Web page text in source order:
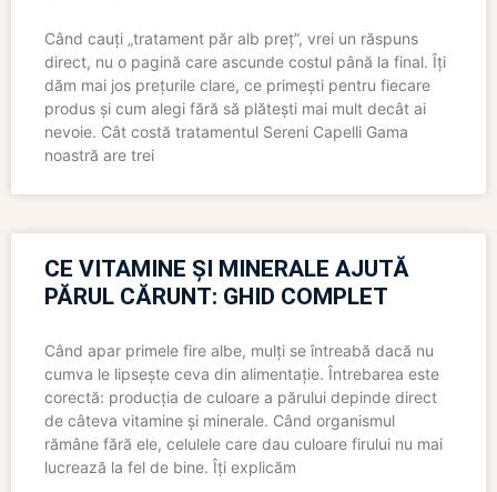
Când cauți „tratament păr alb preț”, vrei un răspuns
direct, nu o pagină care ascunde costul până la final. Îți
dăm mai jos prețurile clare, ce primești pentru fiecare
produs și cum alegi fără să plătești mai mult decât ai
nevoie. Cât costă tratamentul Sereni Capelli Gama
noastră are trei
CE VITAMINE ȘI MINERALE AJUTĂ
PĂRUL CĂRUNT: GHID COMPLET
Când apar primele fire albe, mulți se întreabă dacă nu
cumva le lipsește ceva din alimentație. Întrebarea este
corectă: producția de culoare a părului depinde direct
de câteva vitamine și minerale. Când organismul
rămâne fără ele, celulele care dau culoare firului nu mai
lucrează la fel de bine. Îți explicăm